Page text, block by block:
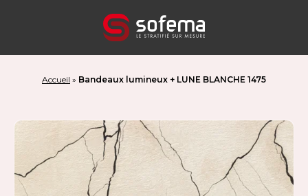
Accueil » Bandeaux lumineux + LUNE BLANCHE 1475